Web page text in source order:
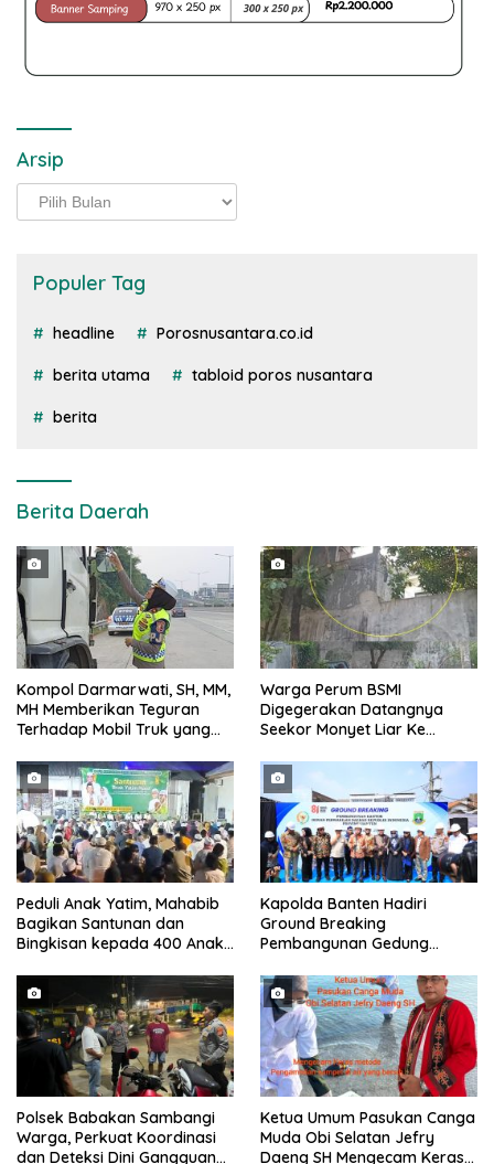
Arsip
Arsip
Populer Tag
headline Porosnusantara.co.id
berita utama tabloid poros nusantara
berita
Berita Daerah
Kompol Darmarwati, SH, MM,
MH Memberikan Teguran
Terhadap Mobil Truk yang
Tanggerang Kota
Warga Perum BSMI
Digegerakan Datangnya
Seekor Monyet Liar Ke
Peduli Anak Yatim, Mahabib
Bagikan Santunan dan
Bingkisan kepada 400 Anak
Kapolda Banten Hadiri
Ground Breaking
Pembangunan Gedung
Provinsi Banten
Polsek Babakan Sambangi
Warga, Perkuat Koordinasi
dan Deteksi Dini Gangguan
Ketua Umum Pasukan Canga
Muda Obi Selatan Jefry
Daeng SH Mengecam Keras